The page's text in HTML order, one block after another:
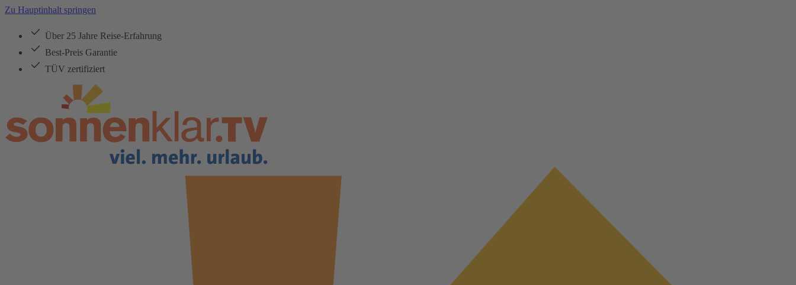
Zu Hauptinhalt springen
Über 25 Jahre Reise-Erfahrung
Best-Preis Garantie
TÜV zertifiziert